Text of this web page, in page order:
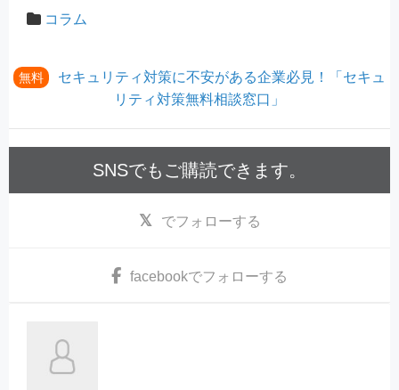
コラム
無料
セキュリティ対策に不安がある企業必見！「セキュ
リティ対策無料相談窓口」
SNSでもご購読できます。
でフォローする
facebookでフォローする